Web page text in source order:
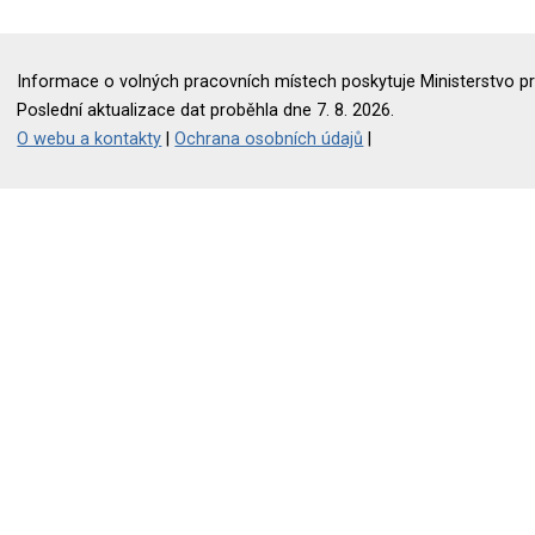
Informace o volných pracovních místech poskytuje Ministerstvo
Poslední aktualizace dat proběhla dne 7. 8. 2026.
O webu a kontakty |Ochrana osobních údajů